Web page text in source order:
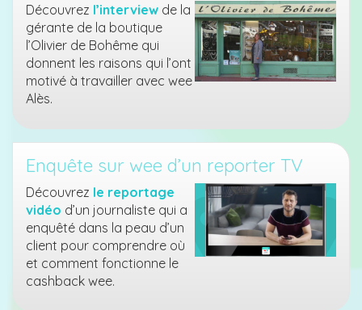
Découvrez l’interview de la
gérante de la boutique
l’Olivier de Bohême qui
donnent les raisons qui l’ont
motivé à travailler avec wee
Alès.
Enquête sur wee d’un reporter TV
Découvrez le reportage
vidéo d’un journaliste qui a
enquêté dans la peau d’un
client pour comprendre où
et comment fonctionne le
cashback wee.